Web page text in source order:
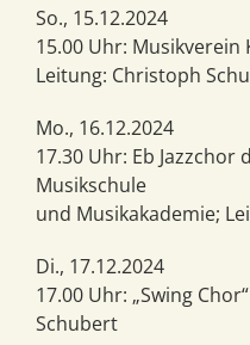
So., 15.12.2024
15.00 Uhr: Musikverein
Leitung: Christoph
Mo., 16.12.2024
17.30 Uhr: Eb Jazzchor
Musikschule
und Musikakademie;
Di., 17.12.2024
17.00 Uhr: „Swing
Schubert